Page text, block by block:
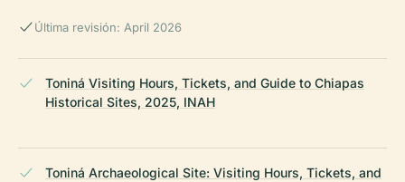
Última revisión: April 2026
Toniná Visiting Hours, Tickets, and Guide to Chiapas
Historical Sites, 2025, INAH
Toniná Archaeological Site: Visiting Hours, Tickets, and